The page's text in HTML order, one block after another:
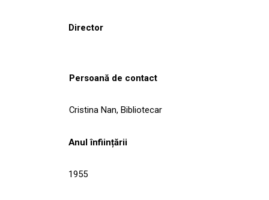
Director
Persoană de contact
Cristina Nan, Bibliotecar
Anul înființării
1955